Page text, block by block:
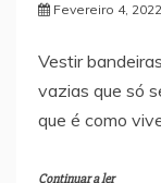
Fevereiro 4, 2022
Vestir
vazias que só
que é como
Continuar a ler